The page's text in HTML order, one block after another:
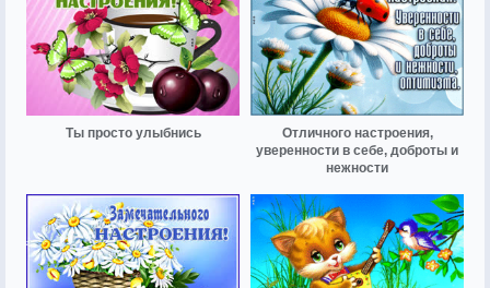
Ты просто улыбнись
Отличного настроения,
уверенности в себе, доброты и
нежности